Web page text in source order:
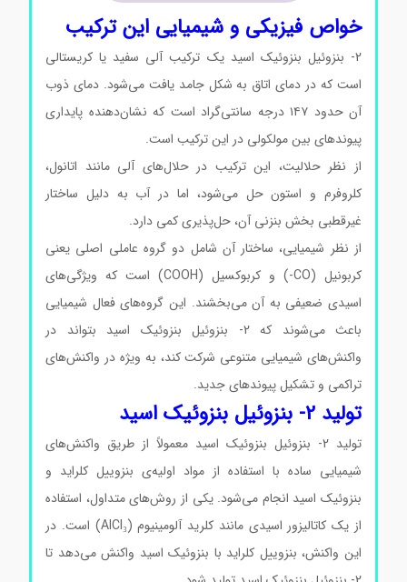
خواص فیزیکی و شیمیایی این ترکیب
2- بنزوئیل بنزوئیک اسید یک ترکیب آلی سفید یا کریستالی
است که در دمای اتاق به شکل جامد یافت می‌شود. دمای ذوب
آن حدود ۱۴۷ درجه سانتی‌گراد است که نشان‌دهنده پایداری
پیوندهای بین مولکولی در این ترکیب است.
از نظر حلالیت، این ترکیب در حلال‌های آلی مانند اتانول،
کلروفرم و استون حل می‌شود، اما در آب به دلیل ساختار
غیرقطبی بخش بنزنی آن، حل‌پذیری کمی دارد.
از نظر شیمیایی، ساختار آن شامل دو گروه عاملی اصلی یعنی
کربونیل (CO-) و کربوکسیل (COOH) است که ویژگی‌های
اسیدی ضعیفی به آن می‌بخشند. این گروه‌های فعال شیمیایی
باعث می‌شوند که 2- بنزوئیل بنزوئیک اسید بتواند در
واکنش‌های شیمیایی متنوعی شرکت کند، به ویژه در واکنش‌های
تراکمی و تشکیل پیوندهای جدید.
تولید 2- بنزوئیل بنزوئیک اسید
تولید 2- بنزوئیل بنزوئیک اسید معمولاً از طریق واکنش‌های
شیمیایی ساده با استفاده از مواد اولیه‌ی بنزوییل کلراید و
بنزوئیک اسید انجام می‌شود. یکی از روش‌های متداول، استفاده
از یک کاتالیزور اسیدی مانند کلرید آلومینیوم (AlCl₃) است. در
این واکنش، بنزوییل کلراید با بنزوئیک اسید واکنش می‌دهد تا